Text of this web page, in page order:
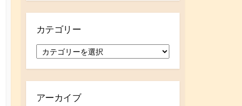
カテゴリー
カ
テ
ゴ
リ
アーカイブ